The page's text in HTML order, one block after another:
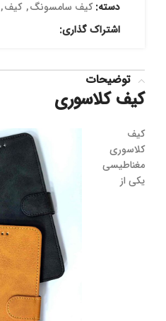
دسته: کیف سامسونگ, کیف,
اشتراک گذاری:
توضیحات
کیف کلاسوری
کیف
کلاسوری
مغناطیسی
یکی از